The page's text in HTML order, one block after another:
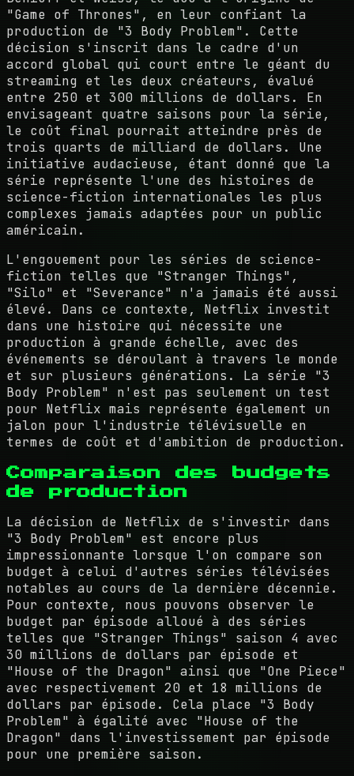
"Game of Thrones", en leur confiant la
production de "3 Body Problem". Cette
décision s'inscrit dans le cadre d'un
accord global qui court entre le géant du
streaming et les deux créateurs, évalué
entre 250 et 300 millions de dollars. En
envisageant quatre saisons pour la série,
le coût final pourrait atteindre près de
trois quarts de milliard de dollars. Une
initiative audacieuse, étant donné que la
série représente l'une des histoires de
science-fiction internationales les plus
complexes jamais adaptées pour un public
américain.
L'engouement pour les séries de science-
fiction telles que "Stranger Things",
"Silo" et "Severance" n'a jamais été aussi
élevé. Dans ce contexte, Netflix investit
dans une histoire qui nécessite une
production à grande échelle, avec des
événements se déroulant à travers le monde
et sur plusieurs générations. La série "3
Body Problem" n'est pas seulement un test
pour Netflix mais représente également un
jalon pour l'industrie télévisuelle en
termes de coût et d'ambition de production.
Comparaison des budgets
de production
La décision de Netflix de s'investir dans
"3 Body Problem" est encore plus
impressionnante lorsque l'on compare son
budget à celui d'autres séries télévisées
notables au cours de la dernière décennie.
Pour contexte, nous pouvons observer le
budget par épisode alloué à des séries
telles que "Stranger Things" saison 4 avec
30 millions de dollars par épisode et
"House of the Dragon" ainsi que "One Piece"
avec respectivement 20 et 18 millions de
dollars par épisode. Cela place "3 Body
Problem" à égalité avec "House of the
Dragon" dans l'investissement par épisode
pour une première saison.